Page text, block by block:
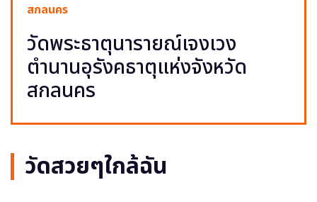
สกลนคร
วัดพระธาตุนารายณ์เจงเวง
ตำนานอุรังคธาตุแห่งจังหวัด
สกลนคร
วัดสวยๆใกล้ฉัน